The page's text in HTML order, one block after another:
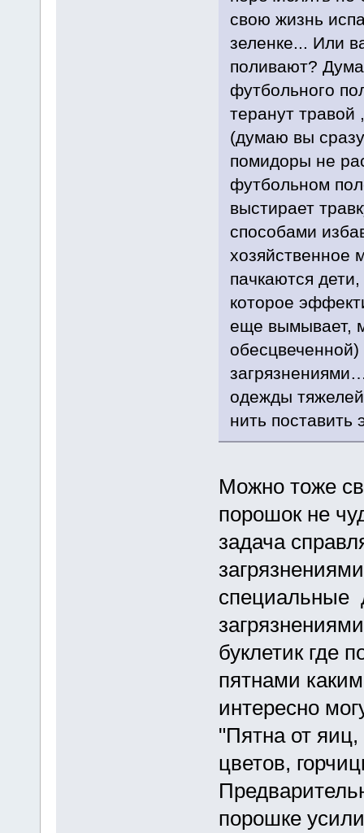
свою жизнь
зеленке... Или
поливают?
футбольного
теранут травой
(думаю вы
помидоры не
футбольном
выстирает
способами
хозяйственное
пачкаются
которое
еще вымывает,
одежды
нить поставить
Можно тоже
порошок не
задача
специальные
буклетик где
пятнами
интересно
"Пятна от
цветов,
порошке